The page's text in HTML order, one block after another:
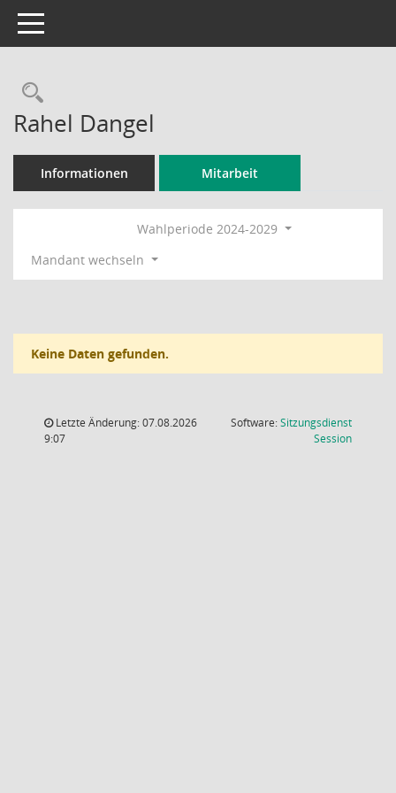
Toggle navigation
Rechercheauswahl
Rahel Dangel
Informationen Mitarbeit
Wahlperiode 2024-2029
Mandant wechseln
Keine Daten gefunden.
Letzte Änderung: 07.08.2026
9:07
Software:Sitzungsdienst
Session(Wird in